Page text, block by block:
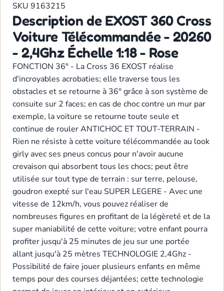
SKU 9163215
Description de EXOST 360 Cross
Voiture Télécommandée - 20260
- 2,4Ghz Échelle 1:18 - Rose
FONCTION 36° - La Cross 36 EXOST réalise
d'incroyables acrobaties; elle traverse tous les
obstacles et se retourne à 36° grâce à son système de
consuite sur 2 faces; en cas de choc contre un mur par
exemple, la voiture se retourne toute seule et
continue de rouler ANTICHOC ET TOUT-TERRAIN -
Rien ne résiste à cette voiture télécommandée au look
girly avec ses pneus concus pour n'avoir aucune
crevaison qui absorbent tous les chocs; peut être
utilisée sur tout type de terrain : sur terre, pelouse,
goudron exepté sur l'eau SUPER LEGERE - Avec une
vitesse de 12km/h, vous pouvez réaliser de
nombreuses figures en profitant de la légèreté et de la
super maniabilité de cette voiture; votre enfant pourra
profiter jusqu'à 25 minutes de jeu sur une portée
allant jusqu'à 25 mètres TECHNOLOGIE 2,4Ghz -
Possibilité de faire jouer plusieurs enfants en même
temps pour des courses déjantées; cette technologie